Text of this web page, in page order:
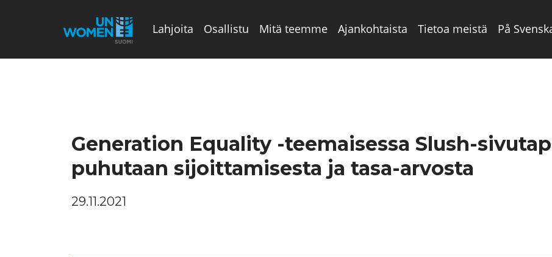
Lahjoita Osallistu Mitä teemme Ajankohtaista Tietoa meistä På
Generation Equality -teemaisessa Slush-
puhutaan sijoittamisesta ja tasa-arvosta
29.11.2021